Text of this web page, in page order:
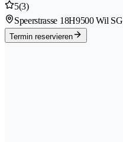
5(3)
Speerstrasse 18H9500 Wil SG
Termin reservieren